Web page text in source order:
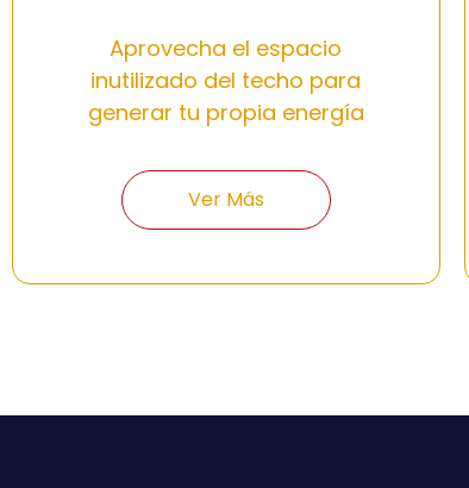
Aprovecha el espacio
inutilizado del techo para
generar tu propia energía
Ver Más